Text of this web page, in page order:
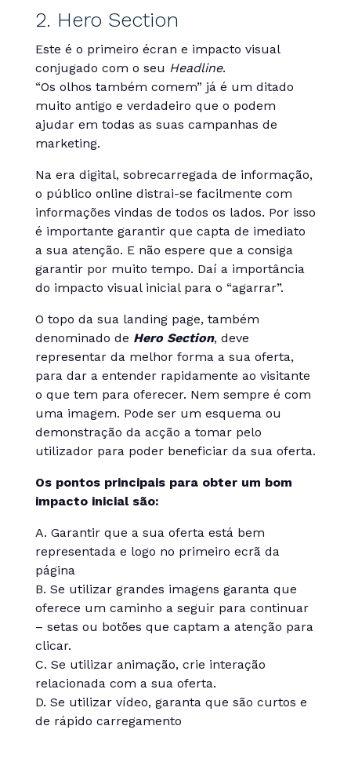
2. Hero Section
Este é o primeiro écran e impacto visual
conjugado com o seu Headline.
“Os olhos também comem” já é um ditado
muito antigo e verdadeiro que o podem
ajudar em todas as suas campanhas de
marketing.
Na era digital, sobrecarregada de informação,
o público online distrai-se facilmente com
informações vindas de todos os lados. Por isso
é importante garantir que capta de imediato
a sua atenção. E não espere que a consiga
garantir por muito tempo. Daí a importância
do impacto visual inicial para o “agarrar”.
O topo da sua landing page, também
denominado de Hero Section, deve
representar da melhor forma a sua oferta,
para dar a entender rapidamente ao visitante
o que tem para oferecer. Nem sempre é com
uma imagem. Pode ser um esquema ou
demonstração da acção a tomar pelo
utilizador para poder beneficiar da sua oferta.
Os pontos principais para obter um bom
impacto inicial são:
A. Garantir que a sua oferta está bem
representada e logo no primeiro ecrã da
página
B. Se utilizar grandes imagens garanta que
oferece um caminho a seguir para continuar
– setas ou botões que captam a atenção para
clicar.
C. Se utilizar animação, crie interação
relacionada com a sua oferta.
D. Se utilizar vídeo, garanta que são curtos e
de rápido carregamento